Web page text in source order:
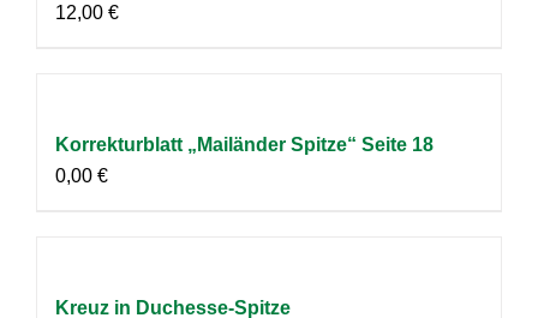
12,00 €
Korrekturblatt „Mailänder Spitze“ Seite 18
0,00 €
Kreuz in Duchesse-Spitze